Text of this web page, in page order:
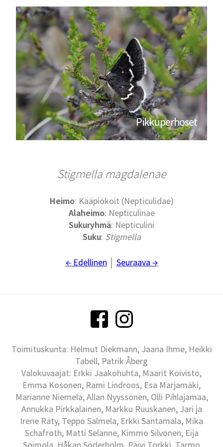
Pikkuperhoset
Stigmella magdalenae
Heimo: Kääpiökoit (Nepticulidae)
Alaheimo: Nepticulinae
Sukuryhmä: Nepticulini
Suku: Stigmella
← Edellinen Seuraava →
Toimituskunta: Helmut Diekmann, Jaana Ihme, Heikki
Tabell, Patrik Åberg
Valokuvaajat: Erkki Jaakohuhta, Maarit Koivisto,
Emma Kosonen, Rami Lindroos, Esa Marjamäki,
Marianne Niemelä, Allan Nyyssönen, Olli Pihlajamaa,
Annukka Pirkkalainen, Markku Ruuskanen, Jari ja
Irene Räty, Teppo Salmela, Erkki Santamala, Mika
Schafroth, Matti Selänne, Kimmo Silvonen, Eija